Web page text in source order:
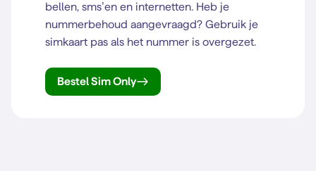
bellen, sms’en en internetten. Heb je
nummerbehoud aangevraagd? Gebruik je
simkaart pas als het nummer is overgezet.
Bestel Sim Only